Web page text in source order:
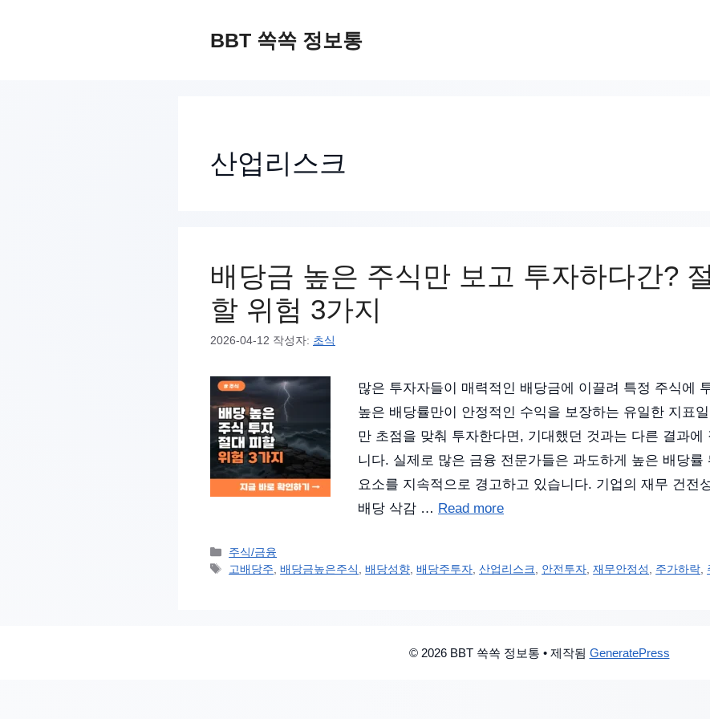
BBT 쏙쏙 정보통
산업리스크
배당금 높은 주식만 보고 투자하다간?
할 위험 3가지
2026-04-12 작성자: 초식
많은 투자자들이 매력적인 배당금에 이끌려 특정 주식에
높은 배당률만이 안정적인 수익을 보장하는 유일한 지표
만 초점을 맞춰 투자한다면, 기대했던 것과는 다른 결과에
니다. 실제로 많은 금융 전문가들은 과도하게 높은 배당률
요소를 지속적으로 경고하고 있습니다. 기업의 재무 건전
배당 삭감 … Read more
카
테
주식/금융
태
고배당주 ,배당금높은주식 ,배당성향 ,배당주투자 ,산업리스크 안전투자 ,재무안정성 주가하락
© 2026 BBT 쏙쏙 정보통 • 제작됨 GeneratePress